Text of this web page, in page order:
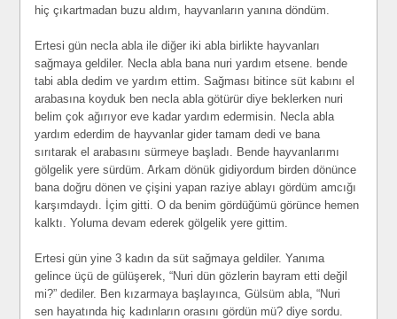
hiç çıkartmadan buzu aldım, hayvanların yanına döndüm.
Ertesi gün necla abla ile diğer iki abla birlikte hayvanları
sağmaya geldiler. Necla abla bana nuri yardım etsene. bende
tabi abla dedim ve yardım ettim. Sağması bitince süt kabını el
arabasına koyduk ben necla abla götürür diye beklerken nuri
belim çok ağırıyor eve kadar yardım edermisin. Necla abla
yardım ederdim de hayvanlar gider tamam dedi ve bana
sırıtarak el arabasını sürmeye başladı. Bende hayvanlarımı
gölgelik yere sürdüm. Arkam dönük gidiyordum birden dönünce
bana doğru dönen ve çişini yapan raziye ablayı gördüm amcığı
karşımdaydı. İçim gitti. O da benim gördüğümü görünce hemen
kalktı. Yoluma devam ederek gölgelik yere gittim.
Ertesi gün yine 3 kadın da süt sağmaya geldiler. Yanıma
gelince üçü de gülüşerek, “Nuri dün gözlerin bayram etti değil
mi?” dediler. Ben kızarmaya başlayınca, Gülsüm abla, “Nuri
sen hayatında hiç kadınların orasını gördün mü? diye sordu.